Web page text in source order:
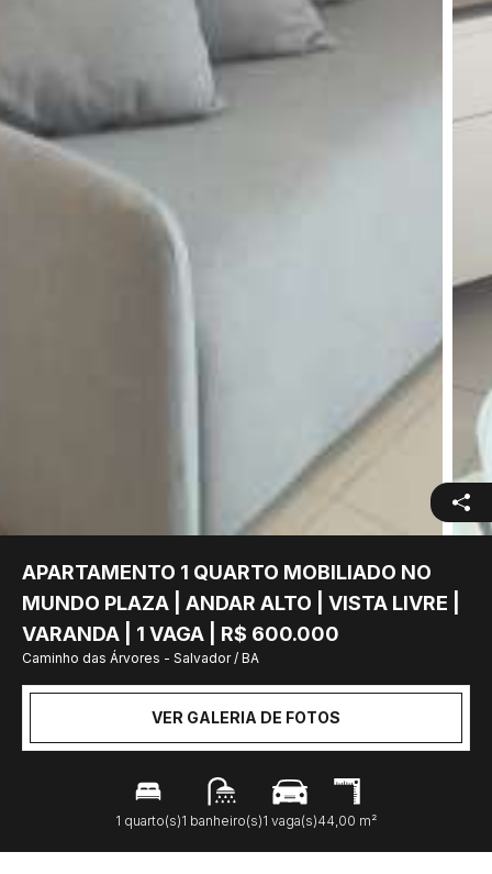
APARTAMENTO 1 QUARTO MOBILIADO NO
MUNDO PLAZA | ANDAR ALTO | VISTA LIVRE |
VARANDA | 1 VAGA | R$ 600.000
Caminho das Árvores - Salvador / BA
VER GALERIA DE FOTOS
1 quarto(s)1 banheiro(s)1 vaga(s)44,00 m²